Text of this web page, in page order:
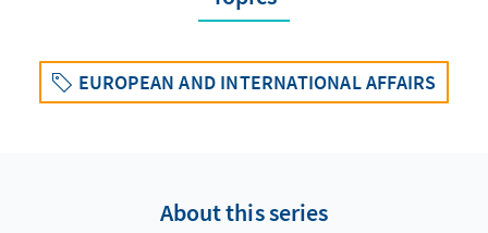
EUROPEAN AND INTERNATIONAL AFFAIRS
About this series